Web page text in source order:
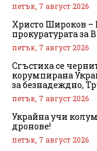
петък, 7 август 2026
Христо Широков –
прокуратурата за
петък, 7 август 2026
Сгъстиха се
корумпирана
за безнадеждно,
петък, 7 август 2026
Украйна учи
дронове!
петък, 7 август 2026